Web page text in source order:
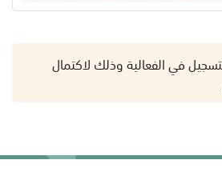
في الفعالية وذلك لاكتمال